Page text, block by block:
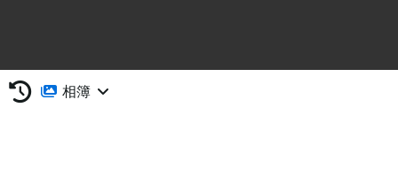
相簿